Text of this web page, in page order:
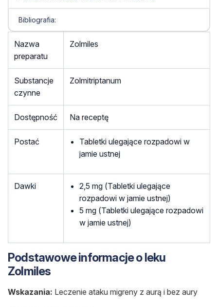
Bibliografia:
Nazwa
preparatu
Zolmiles
Substancje
czynne
Zolmitriptanum
Dostępność Na receptę
Postać
Tabletki ulegające rozpadowi w
jamie ustnej
Dawki
2,5 mg (Tabletki ulegające
rozpadowi w jamie ustnej)
5 mg (Tabletki ulegające rozpadowi
w jamie ustnej)
Podstawowe informacje o leku
Zolmiles
Wskazania: Leczenie ataku migreny z aurą i bez aury